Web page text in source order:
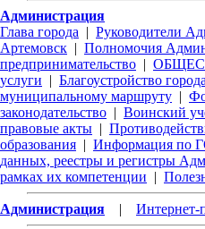
Администрация
Глава города | Руководители
Артемовск | Полномочия
предпринимательство |
услуги | Благоустройство города
муниципальному маршруту |
законодательство | Воинский
правовые акты |
образования | Информация по
данных, реестры и регистры
рамках их компетенции |
Администрация | Интернет-